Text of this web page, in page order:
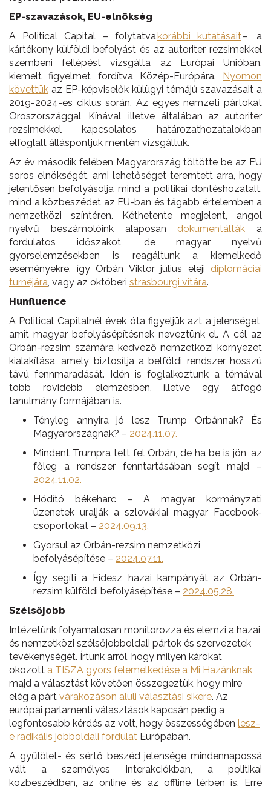
EP-szavazások, EU-elnökség
A Political Capital – folytatvakorábbi kutatásait–, a
kártékony külföldi befolyást és az autoriter rezsimekkel
szembeni fellépést vizsgálta az Európai Unióban,
kiemelt figyelmet fordítva Közép-Európára. Nyomon
követtük az EP-képviselők külügyi témájú szavazásait a
2019-2024-es ciklus során. Az egyes nemzeti pártokat
Oroszországgal, Kínával, illetve általában az autoriter
rezsimekkel kapcsolatos határozathozatalokban
elfoglalt álláspontjuk mentén vizsgáltuk.
Az év második felében Magyarország töltötte be az EU
soros elnökségét, ami lehetőséget teremtett arra, hogy
jelentősen befolyásolja mind a politikai döntéshozatalt,
mind a közbeszédet az EU-ban és tágabb értelemben a
nemzetközi színtéren. Kéthetente megjelent, angol
nyelvű beszámolóink alaposan dokumentálták a
fordulatos időszakot, de magyar nyelvű
gyorselemzésekben is reagáltunk a kiemelkedő
eseményekre, így Orbán Viktor július eleji diplomáciai
turnéjára, vagy az októberi strasbourgi vitára.
Hunfluence
A Political Capitalnél évek óta figyeljük azt a jelenséget,
amit magyar befolyásépítésnek neveztünk el. A cél az
Orbán-rezsim számára kedvező nemzetközi környezet
kialakítása, amely biztosítja a belföldi rendszer hosszú
távú fennmaradását. Idén is foglalkoztunk a témával
több rövidebb elemzésben, illetve egy átfogó
tanulmány formájában is.
Tényleg annyira jó lesz Trump Orbánnak? És
Magyarországnak? – 2024.11.07.
Mindent Trumpra tett fel Orbán, de ha be is jön, az
főleg a rendszer fenntartásában segít majd –
2024.11.02.
Hódító békeharc – A magyar kormányzati
üzenetek uralják a szlovákiai magyar Facebook-
csoportokat – 2024.09.13.
Gyorsul az Orbán-rezsim nemzetközi
befolyásépítése – 2024.07.11.
Így segíti a Fidesz hazai kampányát az Orbán-
rezsim külföldi befolyásépítése – 2024.05.28.
Szélsőjobb
Intézetünk folyamatosan monitorozza és elemzi a hazai
és nemzetközi szélsőjobboldali pártok és szervezetek
tevékenységét. Írtunk arról, hogy milyen károkat
okozott a TISZA gyors felemelkedése a Mi Hazánknak,
majd a választást követően összegeztük, hogy mire
elég a párt várakozáson aluli választási sikere. Az
európai parlamenti választások kapcsán pedig a
legfontosabb kérdés az volt, hogy összességében lesz-
e radikális jobboldali fordulat Európában.
A gyűlölet- és sértő beszéd jelensége mindennapossá
vált a személyes interakciókban, a politikai
közbeszédben, az online és az offline térben is. Erre